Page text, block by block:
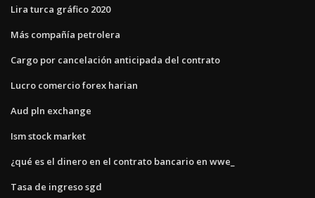
Lira turca gráfico 2020
Más compañía petrolera
Cargo por cancelación anticipada del contrato
Lucro comercio forex harian
Aud pln exchange
Ism stock market
¿qué es el dinero en el contrato bancario en wwe_
Tasa de ingreso sgd